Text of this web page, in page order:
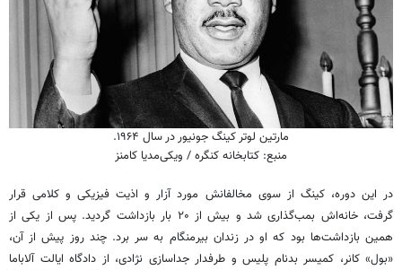
مارتین لوتر کینگ جونیور در سال ۱۹۶۴.
منبع: کتابخانه کنگره / ویکی‌مدیا کامنز
در این دوره، کینگ از سوی مخالفانش مورد آزار و اذیت فیزیکی و کلامی قرار
گرفت، خانه‌اش بمب‌گذاری شد و بیش از ۲۰ بار بازداشت گردید. پس از یکی از
همین بازداشت‌ها بود که او در زندان بیرمنگام به سر برد. چند روز پیش از آن،
«بول» کانر، کمیسر بدنام پلیس و طرفدار جداسازی نژادی، از دادگاه ایالت آلاباما